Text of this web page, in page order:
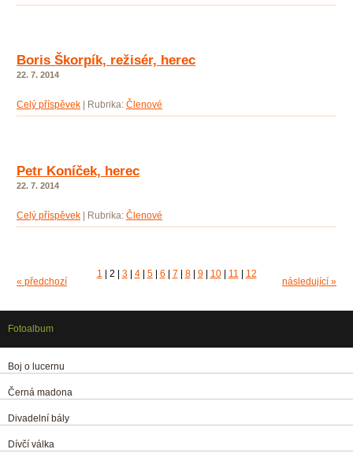
Boris Škorpík, režisér, herec
22. 7. 2014
Celý příspěvek Rubrika: Členové
Petr Koníček, herec
22. 7. 2014
Celý příspěvek Rubrika: Členové
« předchozí
1 2 3 4 5 6 7 8 9 10 11 12
následující »
Fotoalbum
Boj o lucernu
Černá madona
Divadelní bály
Dívčí válka